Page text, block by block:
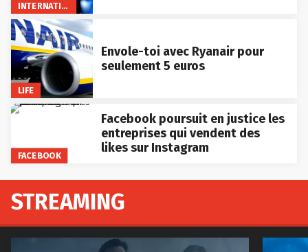
INTERNATIONAL
LIFE
Envole-toi avec Ryanair pour
seulement 5 euros
FACEBOOK
Facebook poursuit en justice les
entreprises qui vendent des
likes sur Instagram
STREAMING